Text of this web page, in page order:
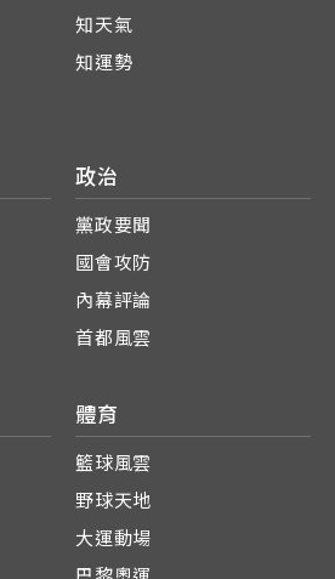
知天氣
知運勢
政治
黨政要聞
國會攻防
內幕評論
首都風雲
體育
籃球風雲
野球天地
大運動場